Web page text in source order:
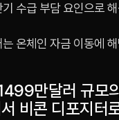
수급 부담 요인으로
는 온체인 자금 이동에
만달러 규
비콘 디포지터